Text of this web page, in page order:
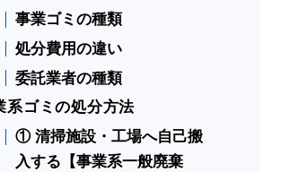
事業ゴミの種類
処分費用の違い
委託業者の種類
系ゴミの処分方法
① 清掃施設・工場へ自己搬
入する【事業系一般廃棄